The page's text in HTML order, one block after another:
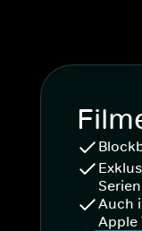
Serien
Auch
Apple